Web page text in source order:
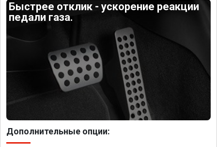
Быстрее отклик - ускорение реакции
педали газа.
Дополнительные опции: